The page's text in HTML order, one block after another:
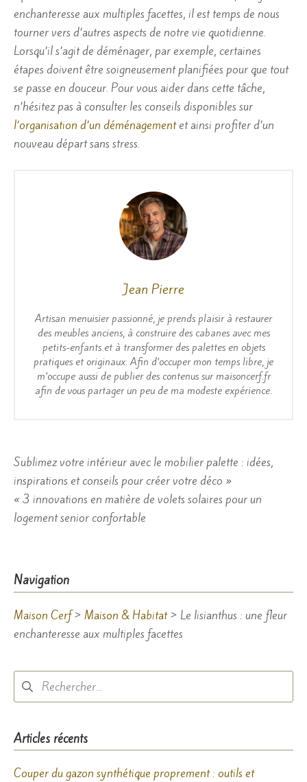
enchanteresse aux multiples facettes, il est temps de nous
tourner vers d’autres aspects de notre vie quotidienne.
Lorsqu’il s’agit de déménager, par exemple, certaines
étapes doivent être soigneusement planifiées pour que tout
se passe en douceur. Pour vous aider dans cette tâche,
n’hésitez pas à consulter les conseils disponibles sur
l’organisation d’un déménagementet ainsi profiter d’un
nouveau départ sans stress.
Jean Pierre
Artisan menuisier passionné, je prends plaisir à restaurer
des meubles anciens, à construire des cabanes avec mes
petits-enfants et à transformer des palettes en objets
pratiques et originaux. Afin d’occuper mon temps libre, je
m’occupe aussi de publier des contenus sur maisoncerf.fr
afin de vous partager un peu de ma modeste expérience.
Navigation
de
l’article
Sublimez votre intérieur avec le mobilier palette : idées,
inspirations et conseils pour créer votre déco »
« 3 innovations en matière de volets solaires pour un
logement senior confortable
Navigation
Maison Cerf> Maison & Habitat> Le lisianthus : une fleur
enchanteresse aux multiples facettes
Rechercher :
Articles récents
Couper du gazon synthétique proprement : outils et